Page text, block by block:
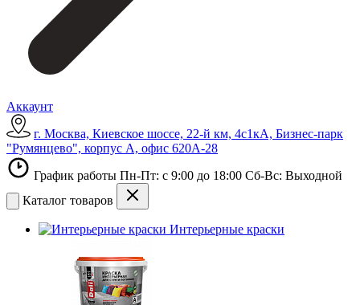
Аккаунт
г. Москва, Киевское шоссе, 22-й км, 4с1кА, Бизнес-парк
"Румянцево", корпус А, офис 620А-28
График работы Пн-Пт: с 9:00 до 18:00 Сб-Вс: Выходной
Каталог товаров
Интерьерные краски